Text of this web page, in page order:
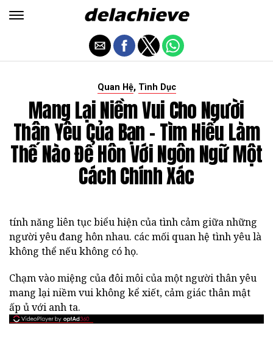
Quan Hệ, Tình Dục
Mang Lại Niềm Vui Cho Người
Thân Yêu Của Bạn - Tìm Hiểu Làm
Thế Nào Để Hôn Với Ngôn Ngữ Một
Cách Chính Xác
tính năng liên tục biểu hiện của tình cảm giữa những
người yêu đang hôn nhau. các mối quan hệ tình yêu là
không thể nếu không có họ.
Chạm vào miệng của đôi môi của một người thân yêu
mang lại niềm vui không kể xiết, cảm giác thân mật
ấp ủ với anh ta.